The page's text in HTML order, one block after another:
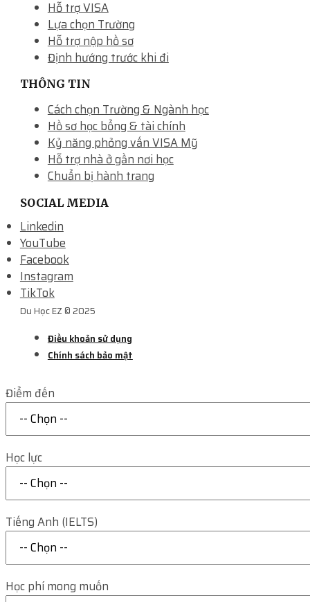
Hỗ trợ VISA
Lựa chọn Trường
Hỗ trợ nộp hồ sơ
Định hướng trước khi đi
THÔNG TIN
Cách chọn Trường & Ngành học
Hồ sơ học bổng & tài chính
Kỷ năng phỏng vấn VISA Mỹ
Hỗ trợ nhà ở gần nơi học
Chuẩn bị hành trang
SOCIAL MEDIA
Linkedin
YouTube
Facebook
Instagram
TikTok
Du Học EZ © 2025
Điều khoản sử dụng
Chính sách bảo mật
Điểm đến
Học lực
Tiếng Anh (IELTS)
Học phí mong muốn